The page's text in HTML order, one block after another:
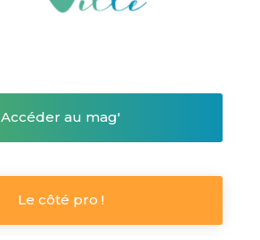
Accéder au mag'
Le côté pro !